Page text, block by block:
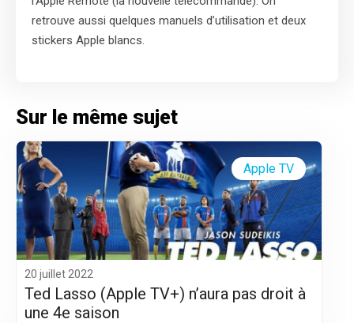
retrouve aussi quelques manuels d’utilisation et deux
stickers Apple blancs.
Sur le même sujet
20 juillet 2022
Ted Lasso (Apple TV+) n’aura pas droit à
une 4e saison
Apple TV